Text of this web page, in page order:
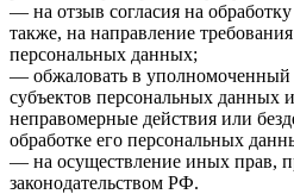
— на отзыв согласия на
также, на направление
персональных данных;
— обжаловать в уполномоченный
субъектов персональных данных
неправомерные действия или
обработке его персональных
— на осуществление иных прав,
законодательством РФ.